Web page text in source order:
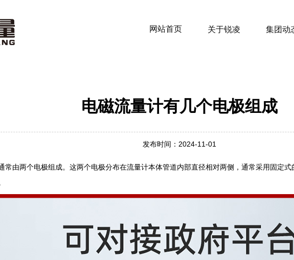
网站首页 关于锐凌 集团动
电磁流量计有几个电极组成
发布时间：2024-11-01
常由两个电极组成‌。这两个电极分布在流量计本体管道内部直径相对两侧，通常采用固定